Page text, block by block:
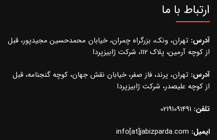
ارتباط با ما
آدرس: تهران، ونک، بزرگراه چمران، خیابان محمدحسین مجیدپور، قبل
از کوچه آرمین، پلاک 112، شرکت ژابیزپردا
آدرس: تهران، پرند، فاز صفر، خیابان نقش جهان، کوچه گنجنامه، قبل
از کوچه علیصدر، شرکت ژابیزپردا
تلفن: 02191091491
ایمیل: info[at]jabizparda.com